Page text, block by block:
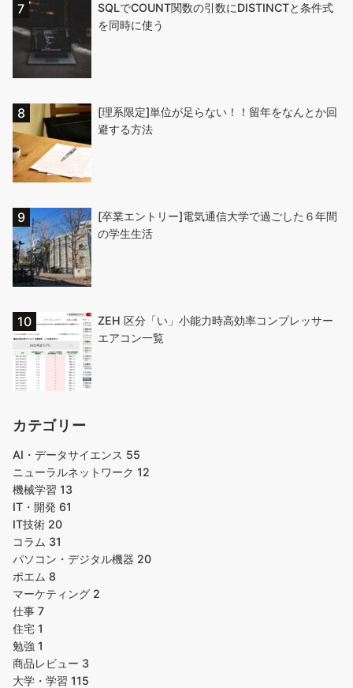
SQLでCOUNT関数の引数にDISTINCTと条件式
を同時に使う
[理系限定]単位が足らない！！留年をなんとか回
避する方法
[卒業エントリー]電気通信大学で過ごした６年間
の学生生活
ZEH 区分「い」小能力時高効率コンプレッサー
エアコン一覧
カテゴリー
AI・データサイエンス 55
ニューラルネットワーク 12
機械学習 13
IT・開発 61
IT技術 20
コラム 31
パソコン・デジタル機器 20
ポエム 8
マーケティング 2
仕事 7
住宅 1
勉強 1
商品レビュー 3
大学・学習 115